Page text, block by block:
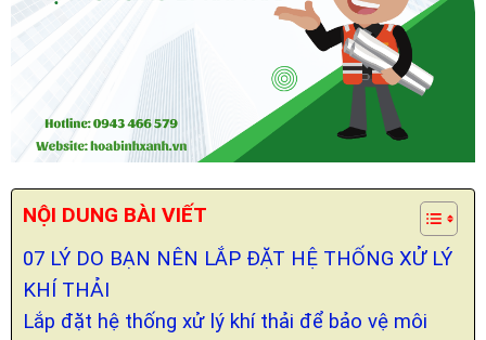
NỘI DUNG BÀI VIẾT
07 LÝ DO BẠN NÊN LẮP ĐẶT HỆ THỐNG XỬ LÝ
KHÍ THẢI
Lắp đặt hệ thống xử lý khí thải để bảo vệ môi